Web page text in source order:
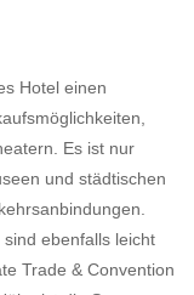
Hotel einen
Es ist nur
und städtischen
ebenfalls leicht
Trade & Convention